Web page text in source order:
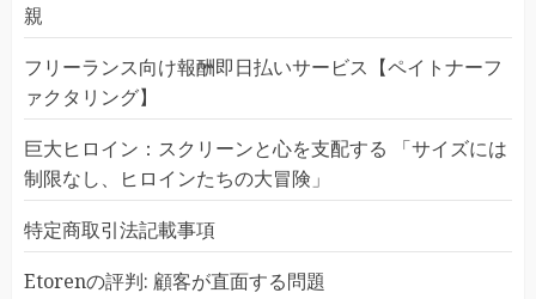
親
フリーランス向け報酬即日払いサービス【ペイトナーフ
ァクタリング】
巨大ヒロイン：スクリーンと心を支配する 「サイズには
制限なし、ヒロインたちの大冒険」
特定商取引法記載事項
Etorenの評判: 顧客が直面する問題